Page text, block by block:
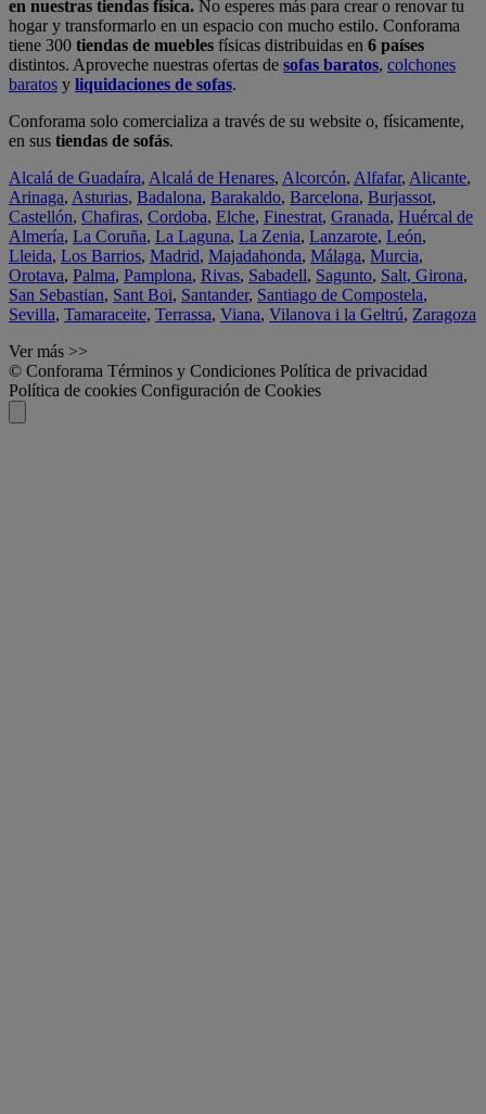
en nuestras tiendas física. No esperes más para crear o renovar tu
hogar y transformarlo en un espacio con mucho estilo. Conforama
tiene 300 tiendas de muebles físicas distribuidas en 6 países
distintos. Aproveche nuestras ofertas de sofas baratos, colchones
baratos y liquidaciones de sofas.
Conforama solo comercializa a través de su website o, físicamente,
en sus tiendas de sofás.
Alcalá de Guadaíra, Alcalá de Henares, Alcorcón, Alfafar, Alicante,
Arinaga, Asturias, Badalona, Barakaldo, Barcelona, Burjassot,
Castellón, Chafiras, Cordoba, Elche, Finestrat, Granada, Huércal de
Almería, La Coruña, La Laguna, La Zenia, Lanzarote, León,
Lleida, Los Barrios, Madrid, Majadahonda, Málaga, Murcia,
Orotava, Palma, Pamplona, Rivas, Sabadell, Sagunto, Salt, Girona,
San Sebastian, Sant Boi, Santander, Santiago de Compostela,
Sevilla, Tamaraceite, Terrassa, Viana, Vilanova i la Geltrú, Zaragoza
Ver más >>
© Conforama Términos y Condiciones Política de privacidad
Política de cookies Configuración de Cookies